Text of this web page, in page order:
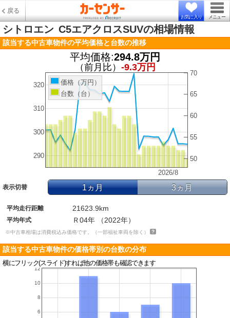
戻る
お気に入り メニュー
シトロエン C5エアクロスSUVの相場情報
該当する中古車物件の平均価格と台数の推移
平均価格:294.8万円
（前月比） -9.3万円
2026/8
290
300
310
320
50
55
60
65
70
価格（万円）
台数（台）
表示切替 1ヵ月 3ヵ月
平均走行距離 21623.9km
平均年式 Ｒ04年 （2022年）
※中古車相場は消費税込み価格です。（一部福祉車両を除く）
該当する中古車物件の価格帯別の台数の分布
横にフリック(スライド)すれば他の価格帯も確認できます